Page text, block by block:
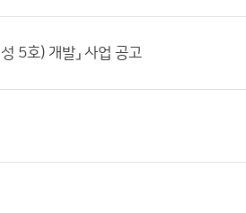
5호) 개발」 사업 공고